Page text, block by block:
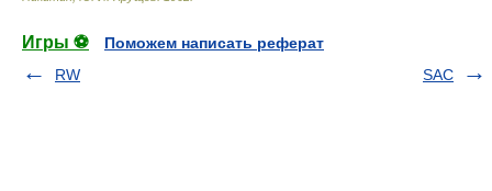
Игры ⚽
Поможем написать реферат
RW
SAC